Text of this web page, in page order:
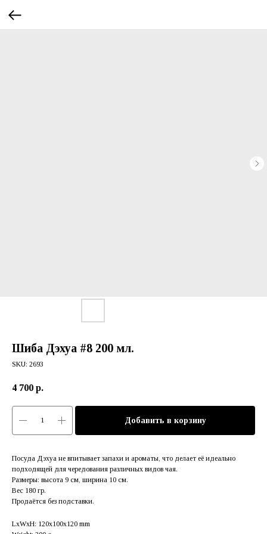
Шиба Дэхуа #8 200 мл.
SKU: 2693
4 700 р.
Добавить в корзину
Посуда Дэхуа не впитывает запахи и ароматы, что делает её идеально
подходящей для чередования различных видов чая.
Размеры: высота 9 см, ширина 10 см.
Вес 180 гр.
Продаётся без подставки.
LxWxH: 120x100x120 mm